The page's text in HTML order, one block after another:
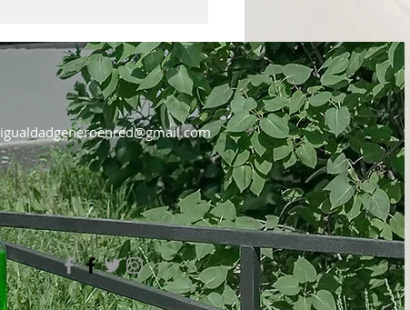
igualdadgeneroenred@gmail.com